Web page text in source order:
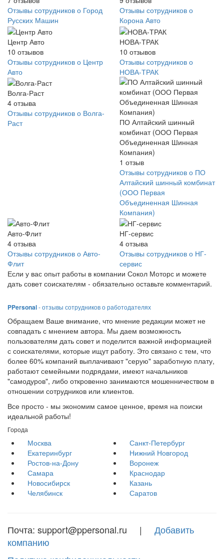
Отзывы сотрудников о Город
Русских Машин
Отзывы сотрудников о
Корона Авто
Центр Авто
10 отзывов
Отзывы сотрудников о Центр
Авто
НОВА-ТРАК
10 отзывов
Отзывы сотрудников о
НОВА-ТРАК
Волга-Раст
4 отзыва
Отзывы сотрудников о Волга-
Раст
ПО Алтайский шинный
комбинат (ООО Первая
Объединенная Шинная
Компания)
1 отзыв
Отзывы сотрудников о ПО
Алтайский шинный комбинат
(ООО Первая
Объединенная Шинная
Компания)
Авто-Флит
4 отзыва
Отзывы сотрудников о Авто-
Флит
НГ-сервис
4 отзыва
Отзывы сотрудников о НГ-
сервис
Если у вас опыт работы в компании Сокол Моторс и можете
дать совет соискателям - обязательно оставьте комментарий.
PPersonal- отзывы сотрудников о работодателях
Обращаем Ваше внимание, что мнение редакции может не
совпадать с мнением автора. Мы даем возможность
пользователям дать совет и поделится важной информацией
с соискателями, которые ищут работу. Это связано с тем, что
более 60% компаний выплачивают "серую" заработную плату,
работают семейными подрядами, имеют начальников
"самодуров", либо откровенно занимаются мошенничеством в
отношении сотрудников или клиентов.
Все просто - мы экономим самое ценное, время на поиски
идеальной работы!
Города
Москва
Санкт-Петербург
Екатеринбург
Нижний Новгород
Ростов-на-Дону
Воронеж
Самара
Краснодар
Новосибирск
Казань
Челябинск
Саратов
Почта: support@ppersonal.ru | Добавить
компанию